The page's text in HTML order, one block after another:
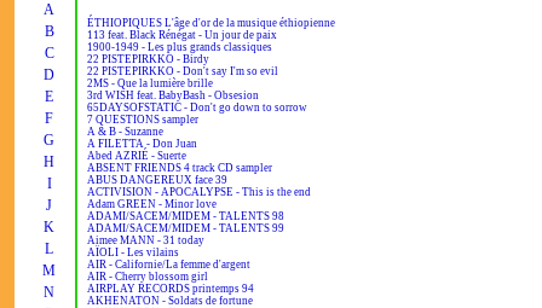
A
B
C
D
E
F
G
H
I
J
K
L
M
N
ÉTHIOPIQUES L'âge d'or de la musique éthiopienne
113 feat. Black Rénégat - Un jour de paix
1900-1949 - Les plus grands classiques
22 PISTEPIRKKO - Birdy
22 PISTEPIRKKO - Don't say I'm so evil
2MS - Que la lumière brille
3rd WISH feat. BabyBash - Obsesion
65DAYSOFSTATIC - Don't go down to sorrow
7 QUESTIONS sampler
A & B - Suzanne
A FILETTA - Don Juan
Abed AZRIÉ - Suerte
ABSENT FRIENDS 4 track CD sampler
ABUS DANGEREUX face 39
ACTIVISION - APOCALYPSE - This is the end
Adam GREEN - Minor love
ADAMI/SACEM/MIDEM - TALENTS 98
ADAMI/SACEM/MIDEM - TALENTS 99
Aimee MANN - 31 today
AÏOLI - Les vilains
AIR - Californie/La femme d'argent
AIR - Cherry blossom girl
AIRPLAY RECORDS printemps 94
AKHENATON - Soldats de fortune